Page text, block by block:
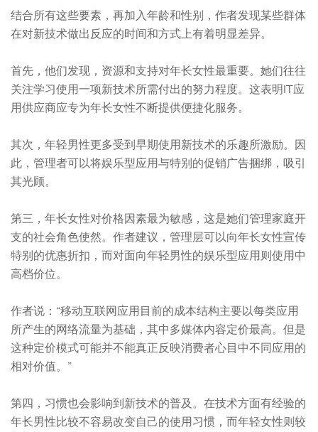
结合所有这些要素，再加入年龄和性别，作者发现某些群体
在对新技术做出反应的时间和方式上有着明显差异。
首先，他们发现，资源和支持对年长女性最重要。她们往往
关注学习使用一项新技术所需付出的努力程度。这表明IT应
用供应商应专为年长女性不断提供便捷化服务。
其次，年轻男性更多受到早期使用新技术的乐趣所激励。因
此，管理者可以将娱乐型应用与特别的促销广告捆绑，吸引
其光顾。
第三，年长女性对价格因素最为敏感，这是她们管理家庭开
支的社会角色使然。作者建议，管理层可以向年长女性宣传
特别的优惠折扣，而对面向年轻男性的娱乐型应用则使用中
高档价位。
作者说：“移动互联网应用目前的成本结构主要以每类应用
所产生的网络流量为基础，其中多媒体内容定价最高。但是
这种定价模式可能并不能真正反映消费者心目中不同应用的
相对价值。”
第四，习惯也会影响到新技术的普及。在技术方面有经验的
年长男性比较不容易改变自己的使用习惯，而年轻女性则较